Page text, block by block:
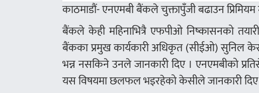
काठमाडौं- एनएमबी बैंकले चुक्तापुँजी बढाउन
बैंकले केही महिनाभित्रै एफपीओ निष्कासनको
बैंकका प्रमुख कार्यकारी अधिकृत (सीईओ) सुनिल
भन्न नसकिने उनले जानकारी दिए । एनएमबीको
यस विषयमा छलफल भइरहेको केसीले जानकारी दिए